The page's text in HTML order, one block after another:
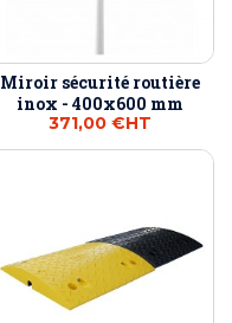
Miroir sécurité routière
inox - 400x600 mm
371,00 €HT